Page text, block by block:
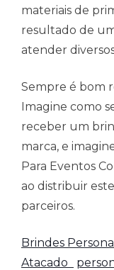
materiais de
resultado de
atender
Sempre é bom
Imagine como
receber um
marca, e
Para Eventos
ao distribuir
parceiros.
Brindes
Atacado